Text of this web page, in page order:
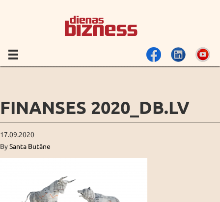
FINANSES 2020_DB.LV
17.09.2020
BySanta Butāne